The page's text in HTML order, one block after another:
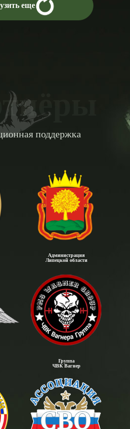
еще
поддержка
Администрация
Липецкой области
Группа
ЧВК Вагнер